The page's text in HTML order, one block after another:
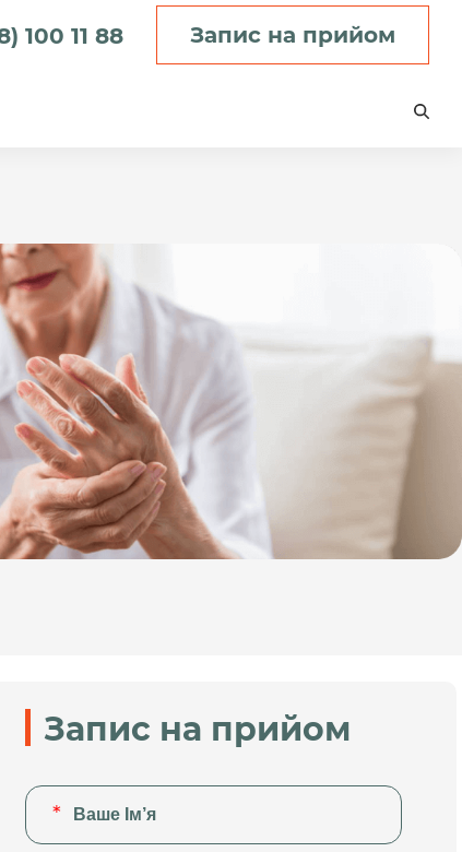
100 11 88 Запис на прийом
Запис на прийом